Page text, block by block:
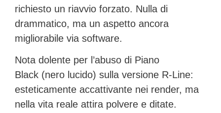
richiesto un riavvio forzato. Nulla di
drammatico, ma un aspetto ancora
migliorabile via software.
Nota dolente per l’abuso di Piano
Black (nero lucido) sulla versione R-Line:
esteticamente accattivante nei render, ma
nella vita reale attira polvere e ditate.